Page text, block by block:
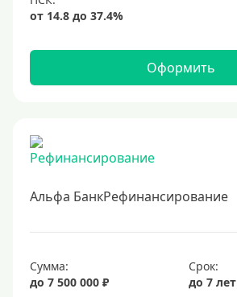
20%
Сумма
Большие
Больше миллиона (руб)
1000000 руб
1500000 руб
Оформить
Альфа БанкРефинансирование
Сумма:
до 7 500 000 ₽
Срок:
до 7 лет